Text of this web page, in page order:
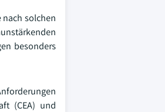
solchen
besonders
(CEA) und